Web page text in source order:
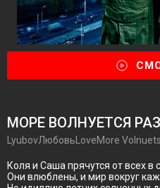
МОРЕ ВОЛНУЕТСЯ РАЗ
LyubovЛюбовьLoveMore
Коля и Саша прячутся от всех в
Они влюблены, и мир вокруг